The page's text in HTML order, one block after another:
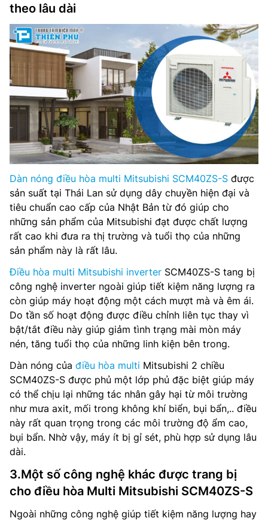
theo lâu dài
Dàn nóng điều hòa multi Mitsubishi SCM40ZS-S được
sản suất tại Thái Lan sử dụng dây chuyền hiện đại và
tiêu chuẩn cao cấp của Nhật Bản từ đó giúp cho
những sản phẩm của Mitsubishi đạt được chất lượng
rất cao khi đưa ra thị trường và tuổi thọ của những
sản phẩm này là rất lâu.
Điều hòa multi Mitsubishi inverter SCM40ZS-S tang bị
công nghệ inverter ngoài giúp tiết kiệm năng lượng ra
còn giúp máy hoạt động một cách mượt mà và êm ái.
Do tần số hoạt động được điều chỉnh liên tục thay vì
bật/tắt điều này giúp giảm tình trạng mài mòn máy
nén, tăng tuổi thọ của những linh kiện bên trong.
Dàn nóng của điều hòa multi Mitsubishi 2 chiều
SCM40ZS-S được phủ một lớp phủ đặc biệt giúp máy
có thể chịu lại những tác nhân gây hại từ môi trường
như mưa axit, mối trong không khí biển, bụi bẩn,.. điều
này rất quan trọng trong các môi trường độ ẩm cao,
bụi bẩn. Nhờ vậy, máy ít bị gỉ sét, phù hợp sử dụng lâu
dài.
3.Một số công nghệ khác được trang bị
cho điều hòa Multi Mitsubishi SCM40ZS-S
Ngoài những công nghệ giúp tiết kiệm năng lượng hay